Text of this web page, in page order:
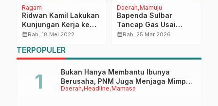
Ragam
Ridwan Kamil Lakukan
Kunjungan Kerja ke
Eropa Temui Sejumlah
calendar_monthRab, 18 Mei 2022
Daerah Mamuju
Bapenda Sulbar
Tancap Gas Usai
Lebaran: Target Pajak
calendar_monthRab, 25 Mar 2026
TERPOPULER
Daerah Headline Mamasa
Bukan Hanya Membantu Ibunya
Berusaha, PNM Juga Menjaga Mimpi
Anaknya Untuk Menggapai Cita-Cita